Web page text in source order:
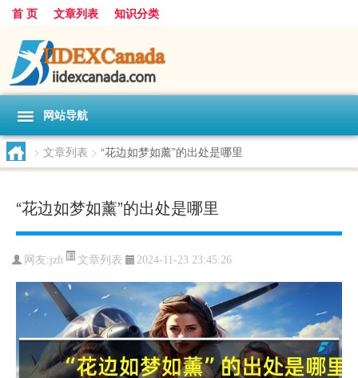
首 页 文章列表 知识分类
网站导航
> 文章列表 > “花边如梦如薰”的出处是哪里
“花边如梦如薰”的出处是哪里
网友:jzh 文章列表 2024-11-23 23:45:26